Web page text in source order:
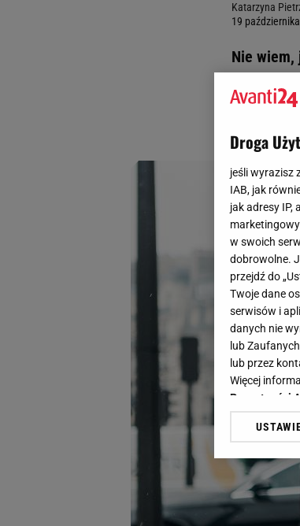
Katarzyna
19
Nie
mnie nie
Droga
jeśli wyrazisz
IAB, jak
jak adresy IP,
w swoich
dobrowolne.
przejdź do
Twoje dane
serwisów i
danych nie
lub
lub przez
Więcej
Prywatności
Klikając
dotyczące
odnośnik
plików cookie